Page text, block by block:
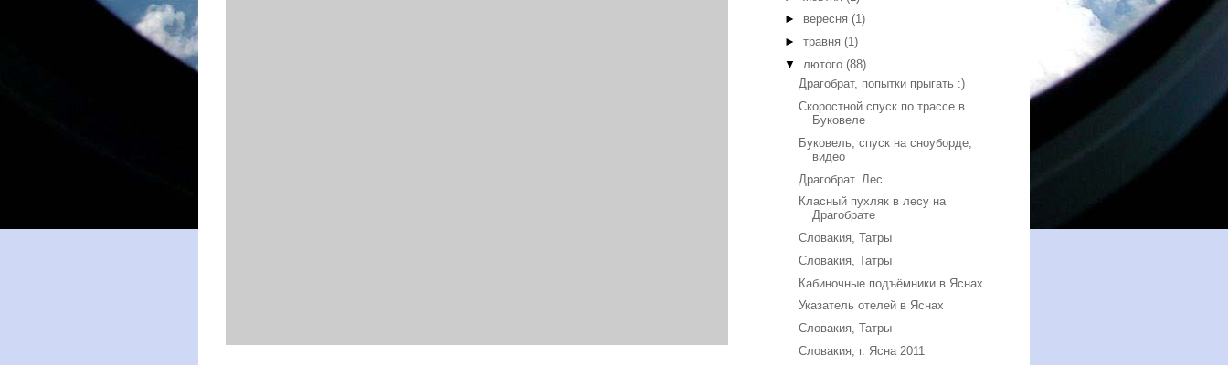
► вересня (1)
► травня (1)
▼ лютого (88)
Драгобрат, попытки прыгать :)
Скоростной спуск по трассе в
Буковеле
Буковель, спуск на сноуборде,
видео
Драгобрат. Лес.
Класный пухляк в лесу на
Драгобрате
Словакия, Татры
Словакия, Татры
Кабиночные подъёмники в Яснах
Указатель отелей в Яснах
Словакия, Татры
Словакия, г. Ясна 2011